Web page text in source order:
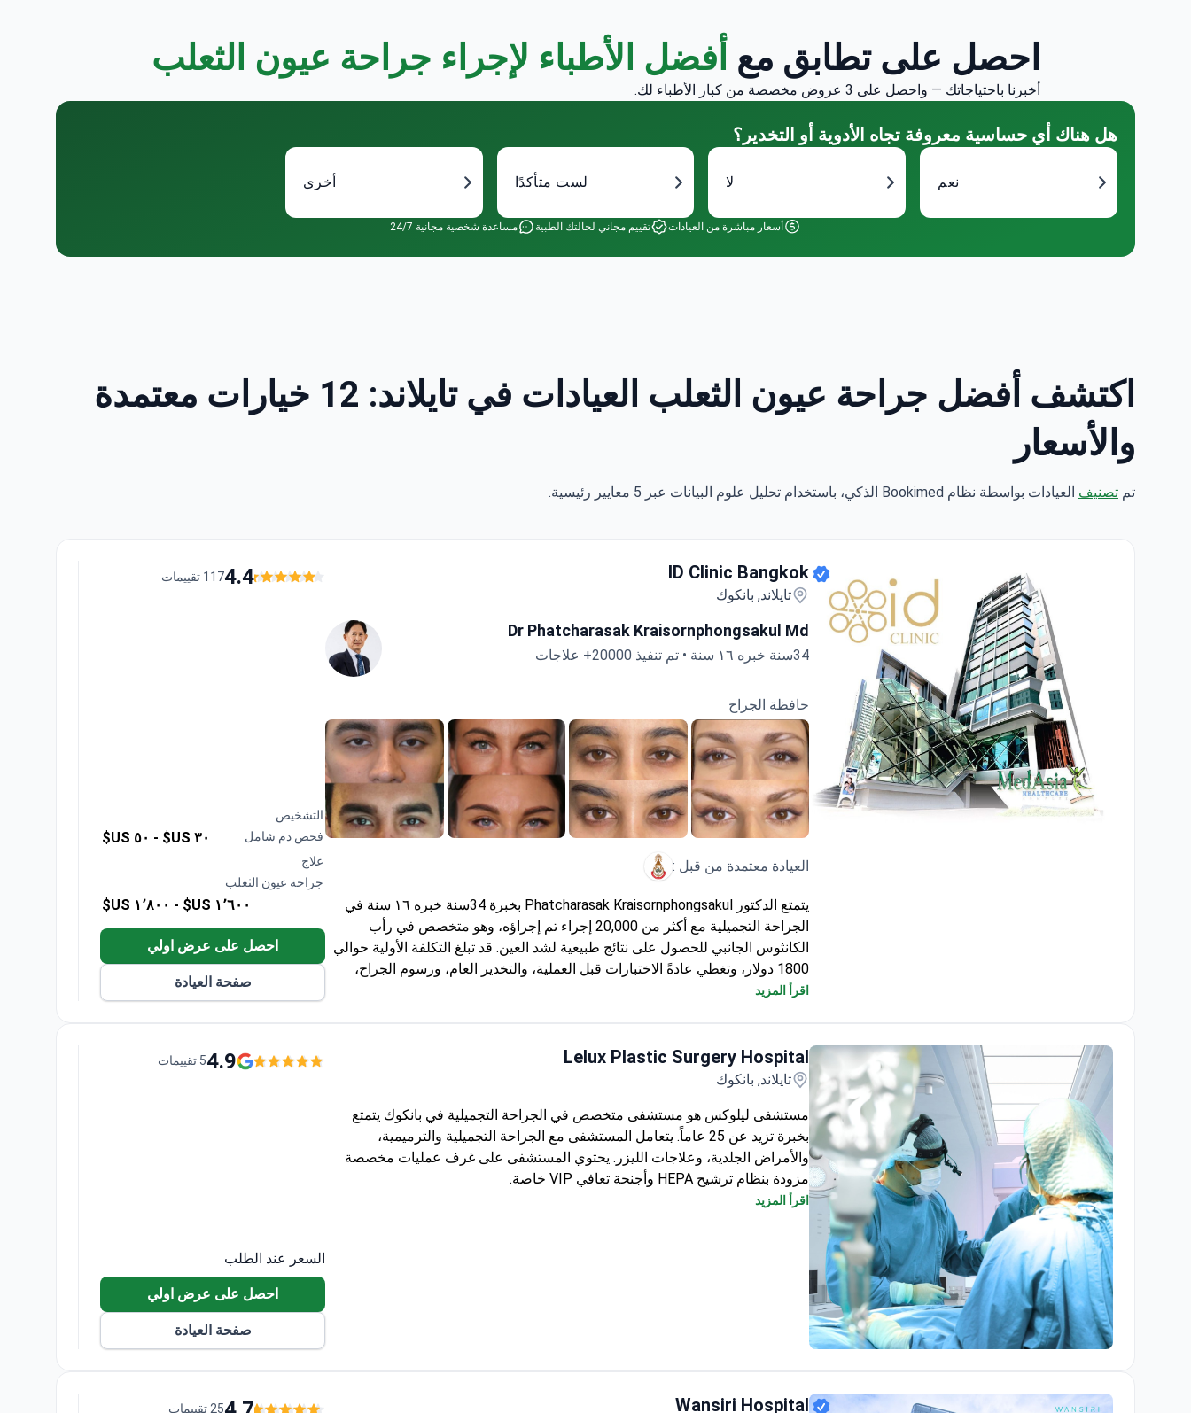
احصل على تطابق مع أفضل الأطباء لإجراء جراحة عيون الثعلب
أخبرنا باحتياجاتك — واحصل على 3 عروض مخصصة من كبار الأطباء لك.
هل هناك أي حساسية معروفة تجاه الأدوية أو التخدير؟
نعم لا لست متأكدًا أخرى
أسعار مباشرة من العيادات تقييم مجاني لحالتك الطبية مساعدة شخصية مجانية 24/7
اكتشف أفضل جراحة عيون الثعلب العيادات في تايلاند: 12 خيارات معتمدة
والأسعار
تم تصنيف العيادات بواسطة نظام Bookimed الذكي، باستخدام تحليل علوم البيانات عبر 5 معايير رئيسية.
العيادة الأعلى تقييمًا في جراحة عيون الثعلب
ID Clinic Bangkok
تايلاند, بانكوك
Dr Phatcharasak Kraisornphongsakul Md
حافظة الجراح
العيادة معتمدة من قبل :
يتمتع الدكتور Phatcharasak Kraisornphongsakul بخبرة 34سنة خبره ١٦ سنة في
الجراحة التجميلية مع أكثر من 20,000 إجراء تم إجراؤه، وهو متخصص في رأب
الكانثوس الجانبي للحصول على نتائج طبيعية لشد العين. قد تبلغ التكلفة الأولية حوالي
1800 دولار، وتغطي عادةً الاختبارات قبل العملية، والتخدير العام، ورسوم الجراح،
الملكية للجراحين في تايلاند.
4.4117 تقييمات
التشخيص
فحص دم شامل
علاج
جراحة عيون الثعلب
١٬٦٠٠ US$ - ١٬٨٠٠ US$
احصل على عرض اولي
Lelux Plastic Surgery Hospital
تايلاند, بانكوك
مستشفى ليلوكس هو مستشفى متخصص في الجراحة التجميلية في بانكوك يتمتع
بخبرة تزيد عن 25 عاماً. يتعامل المستشفى مع الجراحة التجميلية والترميمية،
والأمراض الجلدية، وعلاجات الليزر. يحتوي المستشفى على غرف عمليات مخصصة
مزودة بنظام ترشيح HEPA وأجنحة تعافي VIP خاصة.
السعر عند الطلب
احصل على عرض اولي